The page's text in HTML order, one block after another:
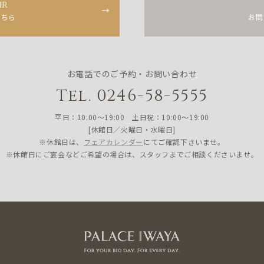
ら お
お電話でのご予約・お問い合わせ
Tel. 0246-58-5555
平日：10:00〜19:00 土日祝：10:00〜19:00
[休館日／火曜日・水曜日]
※休館日は、 フェアカレンダーにてご確認下さいませ。
※休館日にご宴会などご希望の場合は、スタッフまでご相談くださいませ。